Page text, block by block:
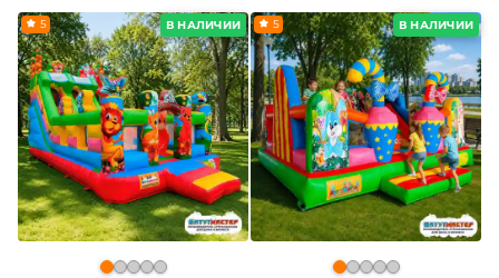
В НАЛИЧИИ
5 В НАЛИЧИИ
5